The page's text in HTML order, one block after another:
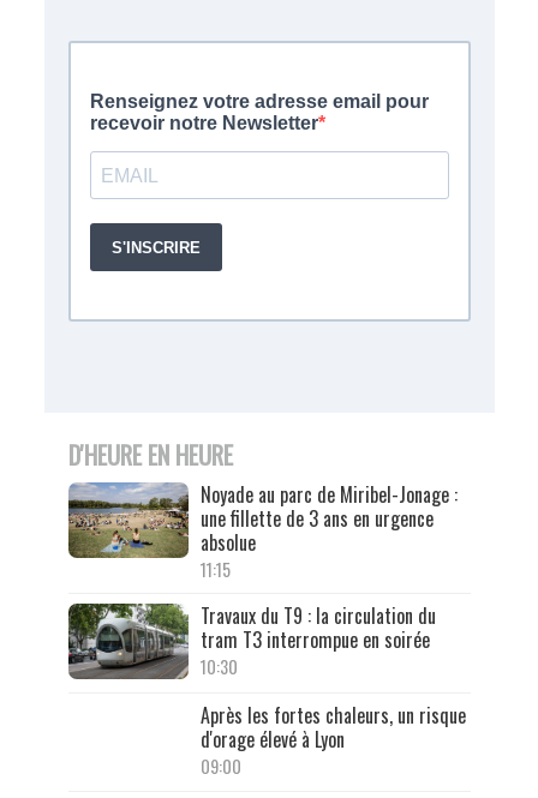
D'HEURE EN HEURE
Noyade au parc de Miribel-Jonage :
une fillette de 3 ans en urgence
absolue
11:15
Travaux du T9 : la circulation du
tram T3 interrompue en soirée
10:30
Après les fortes chaleurs, un risque
d'orage élevé à Lyon
09:00